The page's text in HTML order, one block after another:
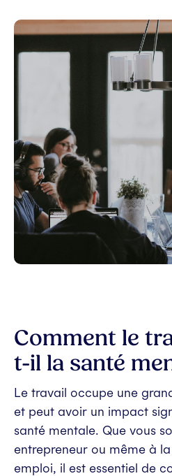
Comment le
t-il la santé
Le travail occupe une
et peut avoir un impact
santé mentale. Que vous
entrepreneur ou même à
emploi, il est essentiel de